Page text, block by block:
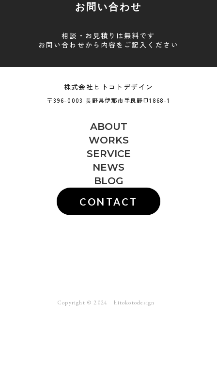
お問い合わせ
相談・お見積りは無料です
お問い合わせから内容をご記入ください
株式会社ヒトコトデザイン
〒396-0003 長野県伊那市手良野口1868-1
ABOUT
WORKS
SERVICE
NEWS
BLOG
CONTACT
Copyright ©︎ 2024 hitokotodesign